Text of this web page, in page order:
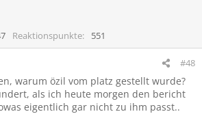
Reaktionspunkte 551
#48
warum özil vom platz gestellt wurde?
als ich heute morgen den bericht
eigentlich gar nicht zu ihm passt..